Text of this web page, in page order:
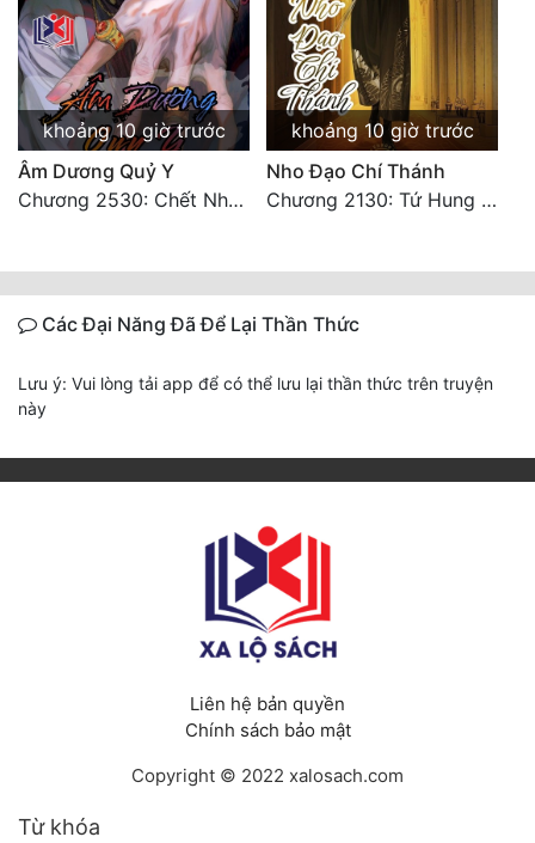
khoảng 10 giờ trước
Âm Dương Quỷ Y
Chương 2530: Chết Như Thế Nào
khoảng 10 giờ trước
Nho Đạo Chí Thánh
Chương 2130: Tứ Hung Cổ Yêu
Các Đại Năng Đã Để Lại Thần Thức
Lưu ý: Vui lòng tải app để có thể lưu lại thần thức trên truyện
này
Liên hệ bản quyền
Chính sách bảo mật
Copyright © 2022 xalosach.com
Từ khóa